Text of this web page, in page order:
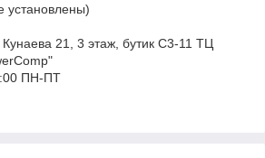
установлены)
21, 3 этаж, бутик С3-11 ТЦ
ПН-ПТ